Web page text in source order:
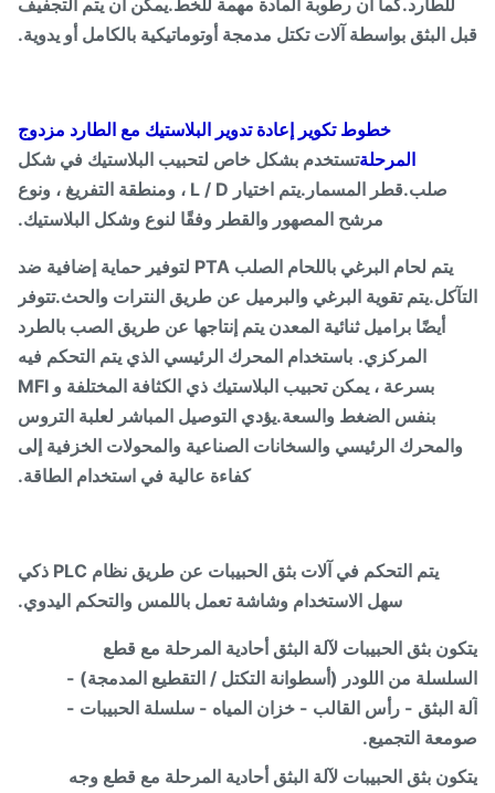
البثق بواسطة آلات تكتل مدمجة أوتوماتيكية بالكامل أو يدوية.
خطوط تكوير إعادة تدوير البلاستيك مع الطارد مزدوج
المرحلةتستخدم بشكل خاص لتحبيب البلاستيك في شكل
صلب.قطر المسمار.يتم اختيار L / D ، ومنطقة التفريغ ، ونوع
مرشح المصهور والقطر وفقًا لنوع وشكل البلاستيك.
يتم لحام البرغي باللحام الصلب PTA لتوفير حماية إضافية ضد
تقوية البرغي والبرميل عن طريق النترات والحث.تتوفر
أيضًا براميل ثنائية المعدن يتم إنتاجها عن طريق الصب بالطرد
المركزي. باستخدام المحرك الرئيسي الذي يتم التحكم فيه
بسرعة ، يمكن تحبيب البلاستيك ذي الكثافة المختلفة و MFI
بنفس الضغط والسعة.يؤدي التوصيل المباشر لعلبة التروس
الرئيسي والسخانات الصناعية والمحولات الخزفية إلى
كفاءة عالية في استخدام الطاقة.
يتم التحكم في آلات بثق الحبيبات عن طريق نظام PLC ذكي
سهل الاستخدام وشاشة تعمل باللمس والتحكم اليدوي.
بثق الحبيبات لآلة البثق أحادية المرحلة مع قطع
من اللودر (أسطوانة التكتل / التقطيع المدمجة) -
البثق - رأس القالب - خزان المياه - سلسلة الحبيبات -
التجميع.
بثق الحبيبات لآلة البثق أحادية المرحلة مع قطع وجه